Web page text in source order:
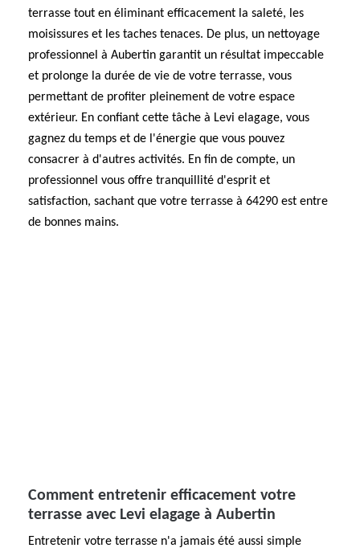
terrasse tout en éliminant efficacement la saleté, les
moisissures et les taches tenaces. De plus, un nettoyage
professionnel à Aubertin garantit un résultat impeccable
et prolonge la durée de vie de votre terrasse, vous
permettant de profiter pleinement de votre espace
extérieur. En confiant cette tâche à Levi elagage, vous
gagnez du temps et de l'énergie que vous pouvez
consacrer à d'autres activités. En fin de compte, un
professionnel vous offre tranquillité d'esprit et
satisfaction, sachant que votre terrasse à 64290 est entre
de bonnes mains.
Comment entretenir efficacement votre
terrasse avec Levi elagage à Aubertin
Entretenir votre terrasse n'a jamais été aussi simple